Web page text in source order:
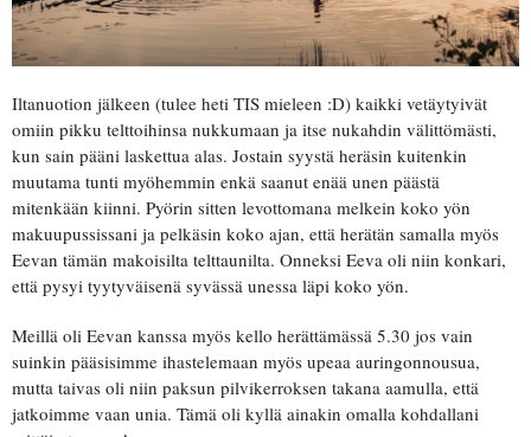
Iltanuotion jälkeen (tulee heti TIS mieleen :D) kaikki vetäytyivät
omiin pikku telttoihinsa nukkumaan ja itse nukahdin välittömästi,
kun sain pääni laskettua alas. Jostain syystä heräsin kuitenkin
muutama tunti myöhemmin enkä saanut enää unen päästä
mitenkään kiinni. Pyörin sitten levottomana melkein koko yön
makuupussissani ja pelkäsin koko ajan, että herätän samalla myös
Eevan tämän makoisilta telttaunilta. Onneksi Eeva oli niin konkari,
että pysyi tyytyväisenä syvässä unessa läpi koko yön.
Meillä oli Eevan kanssa myös kello herättämässä 5.30 jos vain
suinkin pääsisimme ihastelemaan myös upeaa auringonnousua,
mutta taivas oli niin paksun pilvikerroksen takana aamulla, että
jatkoimme vaan unia. Tämä oli kyllä ainakin omalla kohdallani